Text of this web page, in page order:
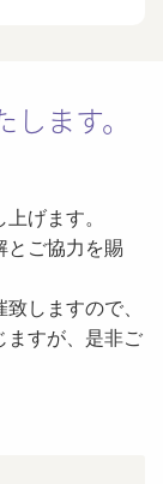
ます。
げます。
ご協力を賜
しますので、
ますが、是非ご